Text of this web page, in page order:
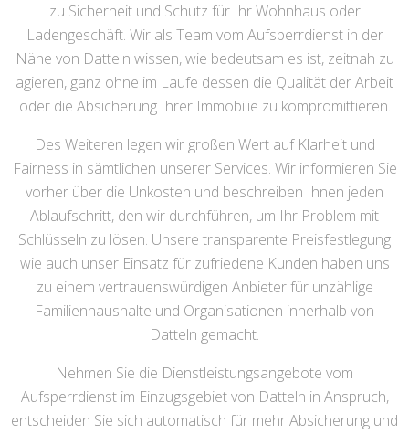
zu Sicherheit und Schutz für Ihr Wohnhaus oder
Ladengeschäft. Wir als Team vom Aufsperrdienst in der
Nähe von Datteln wissen, wie bedeutsam es ist, zeitnah zu
agieren, ganz ohne im Laufe dessen die Qualität der Arbeit
oder die Absicherung Ihrer Immobilie zu kompromittieren.
Des Weiteren legen wir großen Wert auf Klarheit und
Fairness in sämtlichen unserer Services. Wir informieren Sie
vorher über die Unkosten und beschreiben Ihnen jeden
Ablaufschritt, den wir durchführen, um Ihr Problem mit
Schlüsseln zu lösen. Unsere transparente Preisfestlegung
wie auch unser Einsatz für zufriedene Kunden haben uns
zu einem vertrauenswürdigen Anbieter für unzählige
Familienhaushalte und Organisationen innerhalb von
Datteln gemacht.
Nehmen Sie die Dienstleistungsangebote vom
Aufsperrdienst im Einzugsgebiet von Datteln in Anspruch,
entscheiden Sie sich automatisch für mehr Absicherung und